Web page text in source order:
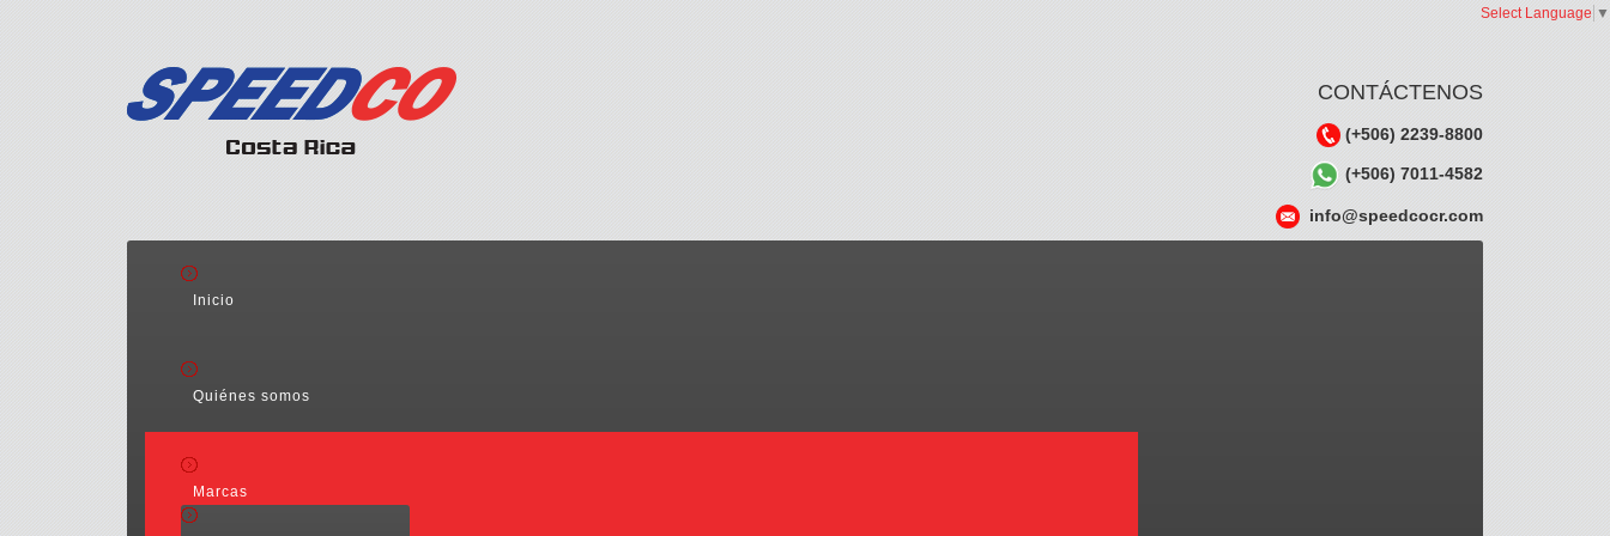
Select Language ▼
CONTÁCTENOS
(+506) 2239-8800
(+506) 7011-4582
info@speedcocr.com
Inicio
Quiénes somos
Marcas